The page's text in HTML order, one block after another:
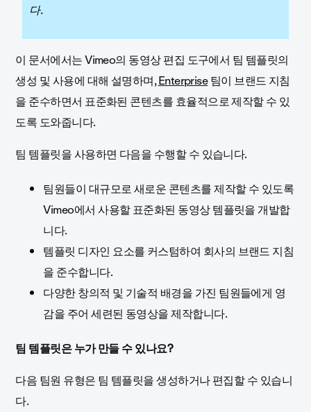
다.
이 문서에서는 Vimeo의 동영상 편집 도구에서 팀 템플릿의
생성 및 사용에 대해 설명하며,Enterprise팀이 브랜드 지침
을 준수하면서 표준화된 콘텐츠를 효율적으로 제작할 수 있
도록 도와줍니다.
팀 템플릿을 사용하면 다음을 수행할 수 있습니다.
팀원들이 대규모로 새로운 콘텐츠를 제작할 수 있도록
Vimeo에서 사용할 표준화된 동영상 템플릿을 개발합
니다.
템플릿 디자인 요소를 커스텀하여 회사의 브랜드 지침
을 준수합니다.
다양한 창의적 및 기술적 배경을 가진 팀원들에게 영
감을 주어 세련된 동영상을 제작합니다.
팀 템플릿은 누가 만들 수 있나요?
다음팀원 유형은팀 템플릿을 생성하거나 편집할 수 있습니
다.